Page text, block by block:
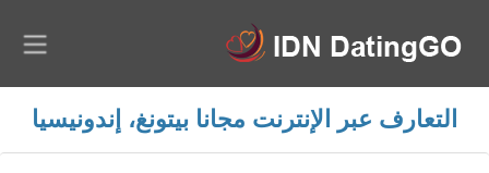
التعارف عبر الإنترنت مجانا بيتونغ، إندونيسيا